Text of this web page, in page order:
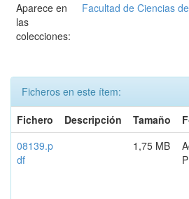
Aparece en
las
colecciones:
Facultad de Ciencias
Ficheros en este ítem:
Fichero
Descripción Tamaño
08139.p
df
1,75 MB